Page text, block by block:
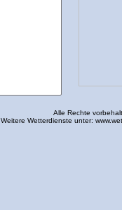
Alle Rechte
Weitere Wetterdienste unter: